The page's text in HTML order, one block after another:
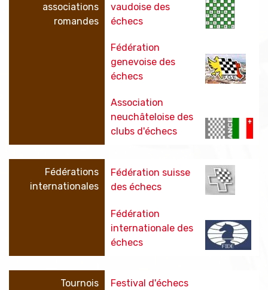
associations
romandes
vaudoise des
échecs
Fédération
genevoise des
échecs
Association
neuchâteloise des
clubs d'échecs
Fédérations
internationales
Fédération suisse
des échecs
Fédération
internationale des
échecs
Tournois
Festival d'échecs